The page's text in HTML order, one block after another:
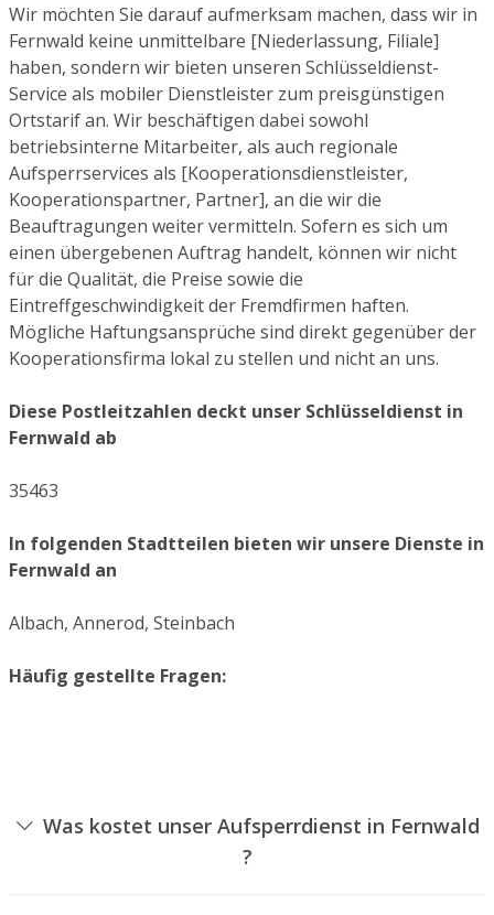
Wir möchten Sie darauf aufmerksam machen, dass wir in
Fernwald keine unmittelbare [Niederlassung, Filiale]
haben, sondern wir bieten unseren Schlüsseldienst-
Service als mobiler Dienstleister zum preisgünstigen
Ortstarif an. Wir beschäftigen dabei sowohl
betriebsinterne Mitarbeiter, als auch regionale
Aufsperrservices als [Kooperationsdienstleister,
Kooperationspartner, Partner], an die wir die
Beauftragungen weiter vermitteln. Sofern es sich um
einen übergebenen Auftrag handelt, können wir nicht
für die Qualität, die Preise sowie die
Eintreffgeschwindigkeit der Fremdfirmen haften.
Mögliche Haftungsansprüche sind direkt gegenüber der
Kooperationsfirma lokal zu stellen und nicht an uns.
Diese Postleitzahlen deckt unser Schlüsseldienst in
Fernwald ab
35463
In folgenden Stadtteilen bieten wir unsere Dienste in
Fernwald an
Albach, Annerod, Steinbach
Häufig gestellte Fragen:
Was kostet unser Aufsperrdienst in Fernwald
?